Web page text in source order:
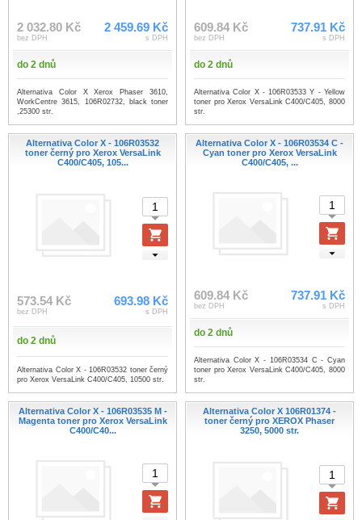
2 032.80 Kč
bez DPH
2 459.69 Kč
s DPH
do 2 dnů
Alternativa Color X Xerox Phaser 3610,
WorkCentre 3615, 106R02732, black toner
,25300 str.
609.84 Kč
bez DPH
737.91 Kč
s DPH
do 2 dnů
Alternativa Color X - 106R03533 Y - Yellow
toner pro Xerox VersaLink C400/C405, 8000
str.
Alternativa Color X - 106R03532
toner černý pro Xerox VersaLink
C400/C405, 105...
573.54 Kč
bez DPH
693.98 Kč
s DPH
do 2 dnů
Alternativa Color X - 106R03532 toner černý
pro Xerox VersaLink C400/C405, 10500 str.
Alternativa Color X - 106R03534 C -
Cyan toner pro Xerox VersaLink
C400/C405, ...
609.84 Kč
bez DPH
737.91 Kč
s DPH
do 2 dnů
Alternativa Color X - 106R03534 C - Cyan
toner pro Xerox VersaLink C400/C405, 8000
str.
Alternativa Color X - 106R03535 M -
Magenta toner pro Xerox VersaLink
C400/C40...
Alternativa Color X 106R01374 -
toner černý pro XEROX Phaser
3250, 5000 str.